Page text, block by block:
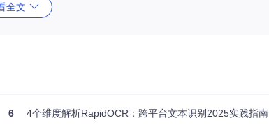
全文
6 4个维度解析RapidOCR：跨平台文本识别2025实践指南